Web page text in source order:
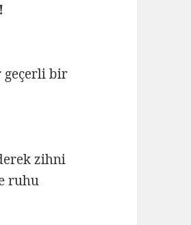
geçerli bir
zihni
ruhu